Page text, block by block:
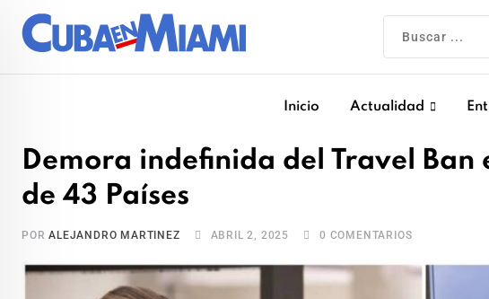
Inicio Actualidad
Demora indefinida del Travel Ban
de 43 Países
PORALEJANDRO MARTINEZ ABRIL 2, 2025 0 COMENTARIOS